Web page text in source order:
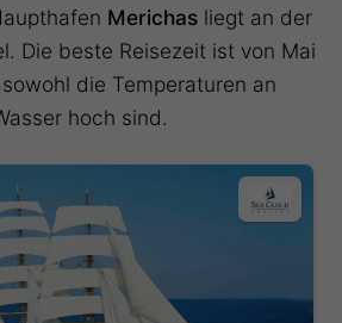
Merichas liegt an der
Die beste Reisezeit ist von Mai
die Temperaturen an
hoch sind.